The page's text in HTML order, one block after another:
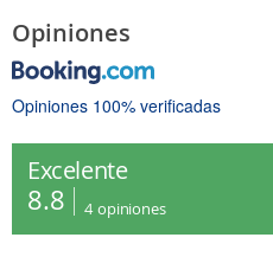
Opiniones
Opiniones 100% verificadas
Excelente
8.8 4 opiniones